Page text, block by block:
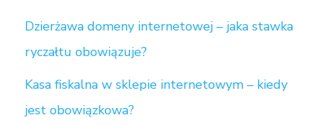
Dzierżawa domeny internetowej – jaka stawka
ryczałtu obowiązuje?
Kasa fiskalna w sklepie internetowym – kiedy
jest obowiązkowa?